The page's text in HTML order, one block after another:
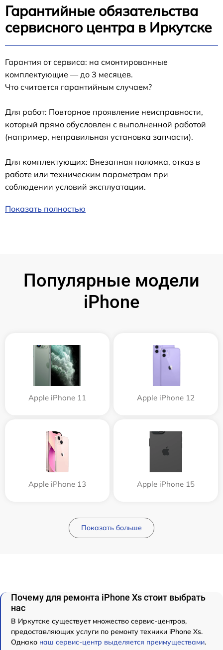
Гарантийные обязательства
сервисного центра в Иркутске
Гарантия от сервиса: на смонтированные
комплектующие — до 3 месяцев.
Что считается гарантийным случаем?
Для работ: Повторное проявление неисправности,
который прямо обусловлен с выполненной работой
(например, неправильная установка запчасти).
Для комплектующих: Внезапная поломка, отказ в
работе или техническим параметрам при
соблюдении условий эксплуатации.
Показать полностью
Популярные модели
iPhone
Apple iPhone 11 Apple iPhone 12
Apple iPhone 13 Apple iPhone 15
Показать больше
Почему для ремонта iPhone Xs стоит выбрать
нас
В Иркутске существует множество сервис-центров,
предоставляющих услуги по ремонту техники iPhone Xs.
Однако наш сервис-центр выделяется преимуществами.